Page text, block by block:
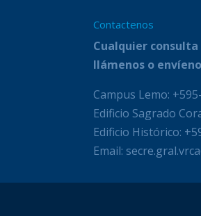
Contactenos
Cualquier
llámenos o
Campus Lemo:
Edificio Sagrado
Edificio Histórico:
Email: